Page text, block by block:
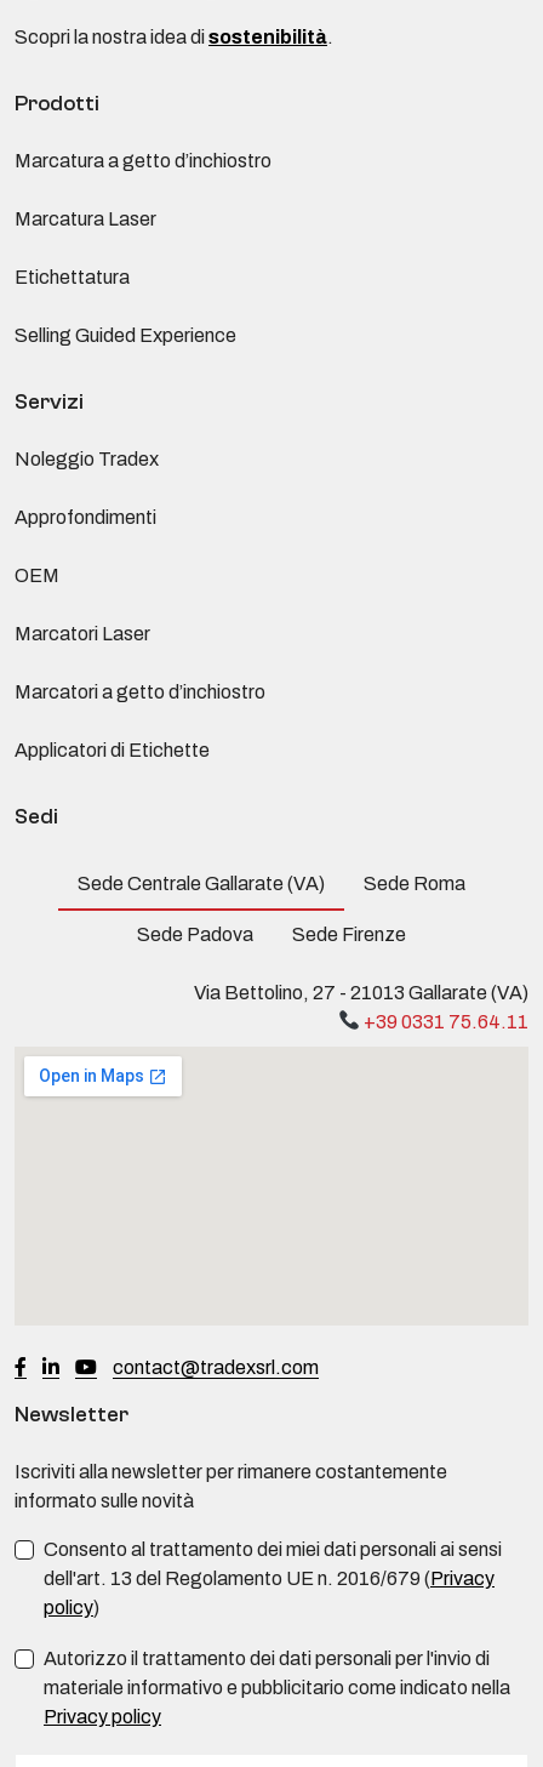
Scopri la nostra idea disostenibilità.
Prodotti
Marcatura a getto d’inchiostro
Marcatura Laser
Etichettatura
Selling Guided Experience
Servizi
Noleggio Tradex
Approfondimenti
OEM
Marcatori Laser
Marcatori a getto d’inchiostro
Applicatori di Etichette
Sedi
Sede Centrale Gallarate (VA) Sede Roma
Sede Padova Sede Firenze
Via Bettolino, 27 - 21013 Gallarate (VA)
+39 0331 75.64.11
contact@tradexsrl.com
Newsletter
Iscriviti alla newsletter per rimanere costantemente
informato sulle novità
Consento al trattamento dei miei dati personali ai sensi
dell'art. 13 del Regolamento UE n. 2016/679 (Privacy
policy)
Autorizzo il trattamento dei dati personali per l'invio di
materiale informativo e pubblicitario come indicato nella
Privacy policy